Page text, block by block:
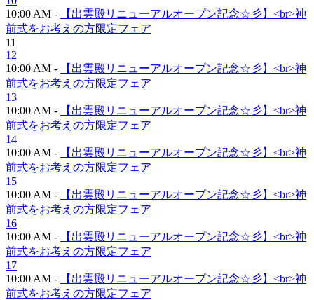
10:00 AM -
【出雲殿リニューアルオープン記念☆彡】<br>神
前式をお考えの方限定フェア
11
12
10:00 AM -
【出雲殿リニューアルオープン記念☆彡】<br>神
前式をお考えの方限定フェア
13
10:00 AM -
【出雲殿リニューアルオープン記念☆彡】<br>神
前式をお考えの方限定フェア
14
10:00 AM -
【出雲殿リニューアルオープン記念☆彡】<br>神
前式をお考えの方限定フェア
15
10:00 AM -
【出雲殿リニューアルオープン記念☆彡】<br>神
前式をお考えの方限定フェア
16
10:00 AM -
【出雲殿リニューアルオープン記念☆彡】<br>神
前式をお考えの方限定フェア
17
10:00 AM -
【出雲殿リニューアルオープン記念☆彡】<br>神
前式をお考えの方限定フェア